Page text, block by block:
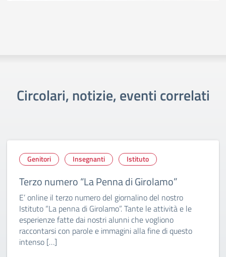
Circolari, notizie, eventi correlati
Genitori Insegnanti Istituto
Terzo numero “La Penna di Girolamo”
E’ online il terzo numero del giornalino del nostro
Istituto “La penna di Girolamo”. Tante le attività e le
esperienze fatte dai nostri alunni che vogliono
raccontarsi con parole e immagini alla fine di questo
intenso […]